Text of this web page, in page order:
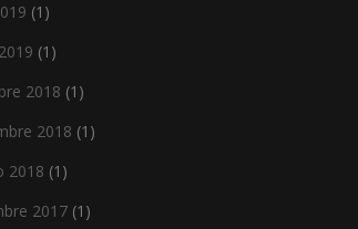
(1)
(1)
2018 (1)
2018 (1)
2018 (1)
2017 (1)